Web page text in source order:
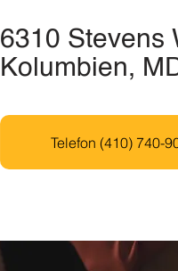
6310 Stevens
Kolumbien,
Telefon (410) 740-